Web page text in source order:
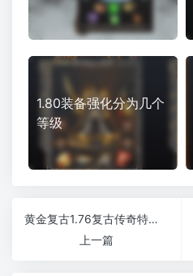
1.80装备强化分为几个
等级
黄金复古1.76复古传奇特戒小极品+5经典怀旧版
上一篇